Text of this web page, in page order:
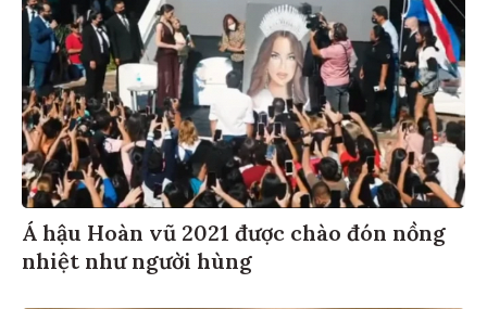
Á hậu Hoàn vũ 2021 được chào đón nồng
nhiệt như người hùng